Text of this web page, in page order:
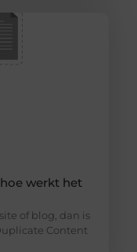
werkt het
of blog, dan is
Content